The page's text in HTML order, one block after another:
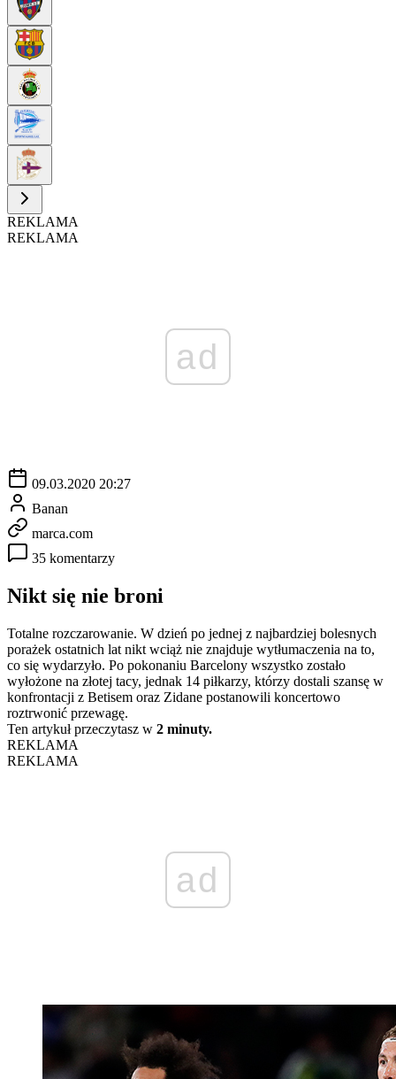
REKLAMA
REKLAMA
ad
09.03.2020 20:27
Banan
marca.com
35 komentarzy
Nikt się nie broni
Totalne rozczarowanie. W dzień po jednej z najbardziej bolesnych
porażek ostatnich lat nikt wciąż nie znajduje wytłumaczenia na to,
co się wydarzyło. Po pokonaniu Barcelony wszystko zostało
wyłożone na złotej tacy, jednak 14 piłkarzy, którzy dostali szansę w
konfrontacji z Betisem oraz Zidane postanowili koncertowo
roztrwonić przewagę.
Ten artykuł przeczytasz w 2 minuty.
REKLAMA
REKLAMA
ad